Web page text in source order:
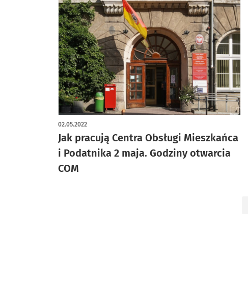
Jak pracują Centra Obsługi Mieszkańca
i Podatnika 2 maja. Godziny otwarcia
COM
02.05.2022